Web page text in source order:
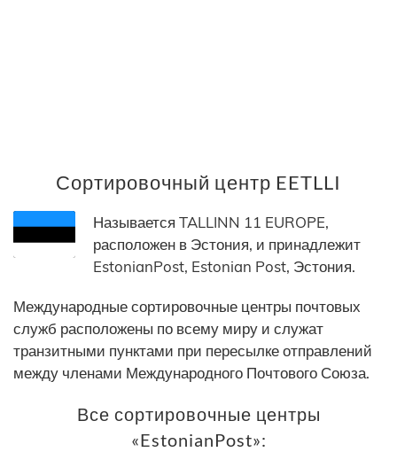
Сортировочный центр EETLLI
Называется TALLINN 11 EUROPE,
расположен в Эстония, и принадлежит
EstonianPost, Estonian Post, Эстония.
Международные сортировочные центры почтовых
служб расположены по всему миру и служат
транзитными пунктами при пересылке отправлений
между членами Международного Почтового Союза.
Все сортировочные центры
«EstonianPost»: